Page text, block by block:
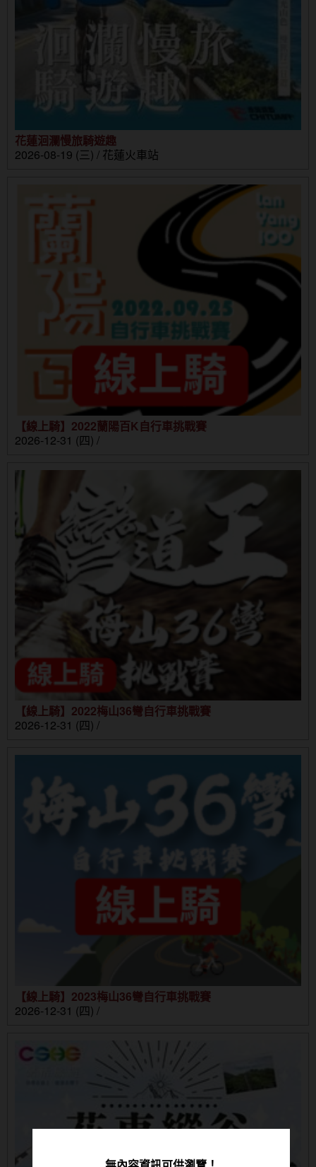
花蓮洄瀾慢旅騎遊趣
2026-08-19 (三) / 花蓮火車站
【線上騎】2022蘭陽百K自行車挑戰賽
2026-12-31 (四) /
【線上騎】2022梅山36彎自行車挑戰賽
2026-12-31 (四) /
【線上騎】2023梅山36彎自行車挑戰賽
2026-12-31 (四) /